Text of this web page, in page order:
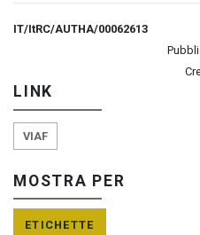
IT/ItRC/AUTHA/00062613
LINK
VIAF
MOSTRA PER
ETICHETTE